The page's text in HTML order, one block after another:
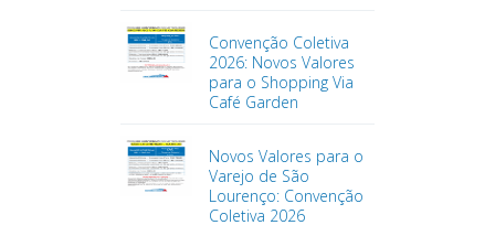
Convenção Coletiva
2026: Novos Valores
para o Shopping Via
Café Garden
Novos Valores para o
Varejo de São
Lourenço: Convenção
Coletiva 2026